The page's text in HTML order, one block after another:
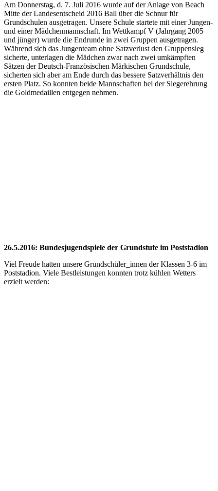
Am Donnerstag, d. 7. Juli 2016 wurde auf der Anlage von Beach
Mitte der Landesentscheid 2016 Ball über die Schnur für
Grundschulen ausgetragen. Unsere Schule startete mit einer Jungen-
und einer Mädchenmannschaft. Im Wettkampf V (Jahrgang 2005
und jünger) wurde die Endrunde in zwei Gruppen ausgetragen.
Während sich das Jungenteam ohne Satzverlust den Gruppensieg
sicherte, unterlagen die Mädchen zwar nach zwei umkämpften
Sätzen der Deutsch-Französischen Märkischen Grundschule,
sicherten sich aber am Ende durch das bessere Satzverhältnis den
ersten Platz. So konnten beide Mannschaften bei der Siegerehrung
die Goldmedaillen entgegen nehmen.
26.5.2016: Bundesjugendspiele der Grundstufe im Poststadion
Viel Freude hatten unsere Grundschüler_innen der Klassen 3-6 im
Poststadion. Viele Bestleistungen konnten trotz kühlen Wetters
erzielt werden: